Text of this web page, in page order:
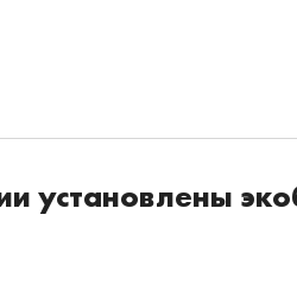
установлены